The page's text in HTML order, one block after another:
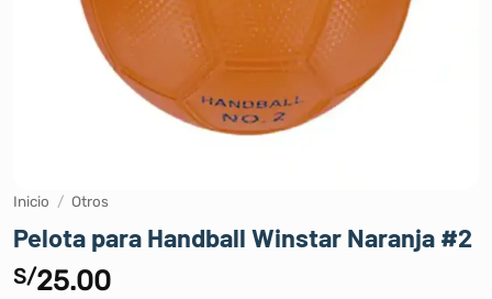
Inicio / Otros
Pelota para Handball Winstar Naranja #2
S/25.00